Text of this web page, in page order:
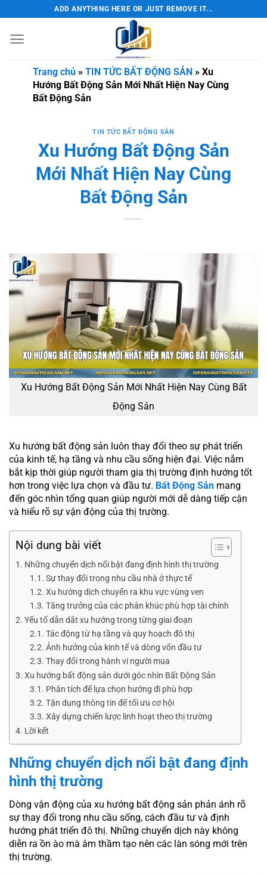
nội
ADD ANYTHING HERE OR JUST REMOVE IT...
Trang chủ » TIN TỨC BẤT ĐỘNG SẢN » Xu
Hướng Bất Động Sản Mới Nhất Hiện Nay Cùng
Bất Động Sản
TIN TỨC BẤT ĐỘNG SẢN
Xu Hướng Bất Động Sản
Mới Nhất Hiện Nay Cùng
Bất Động Sản
Xu Hướng Bất Động Sản Mới Nhất Hiện Nay Cùng Bất
Động Sản
Xu hướng bất động sản luôn thay đổi theo sự phát triển
của kinh tế, hạ tầng và nhu cầu sống hiện đại. Việc nắm
bắt kịp thời giúp người tham gia thị trường định hướng tốt
hơn trong việc lựa chọn và đầu tư. Bất Động Sản mang
đến góc nhìn tổng quan giúp người mới dễ dàng tiếp cận
và hiểu rõ sự vận động của thị trường.
Nội dung bài viết
Những chuyển dịch nổi bật đang định hình thị trường
Sự thay đổi trong nhu cầu nhà ở thực tế
Xu hướng dịch chuyển ra khu vực vùng ven
Tăng trưởng của các phân khúc phù hợp tài chính
Yếu tố dẫn dắt xu hướng trong từng giai đoạn
Tác động từ hạ tầng và quy hoạch đô thị
Ảnh hưởng của kinh tế và dòng vốn đầu tư
Thay đổi trong hành vi người mua
Xu hướng bất động sản dưới góc nhìn Bất Động Sản
Phân tích để lựa chọn hướng đi phù hợp
Tận dụng thông tin để tối ưu cơ hội
Xây dựng chiến lược linh hoạt theo thị trường
Lời kết
Những chuyển dịch nổi bật đang định
hình thị trường
Dòng vận động của xu hướng bất động sản phản ánh rõ
sự thay đổi trong nhu cầu sống, cách đầu tư và định
hướng phát triển đô thị. Những chuyển dịch này không
diễn ra ồn ào mà âm thầm tạo nên các làn sóng mới trên
thị trường.